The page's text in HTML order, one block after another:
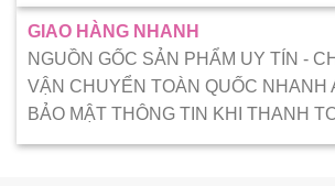
GIAO HÀNG NHANH
NGUỒN GỐC SẢN PHẨM UY TÍN -
VẬN CHUYỂN TOÀN QUỐC NHANH
BẢO MẬT THÔNG TIN KHI THANH